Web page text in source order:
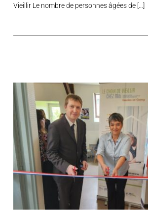
Vieillir Le nombre de personnes âgées de […]